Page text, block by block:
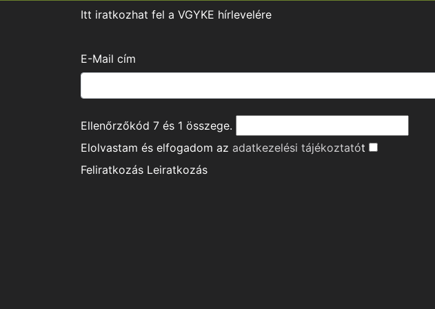
Itt iratkozhat fel a VGYKE hírlevelére
E-Mail cím
Ellenőrzőkód 7 és 1 összege.
Elolvastam és elfogadom az adatkezelési tájékoztatót
Feliratkozás Leiratkozás